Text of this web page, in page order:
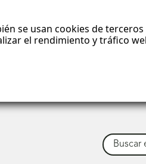
se usan cookies de
el rendimiento y tráfico
Buscar